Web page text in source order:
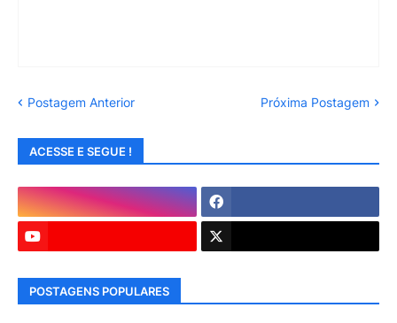
Postagem Anterior Próxima Postagem
ACESSE E SEGUE !
POSTAGENS POPULARES